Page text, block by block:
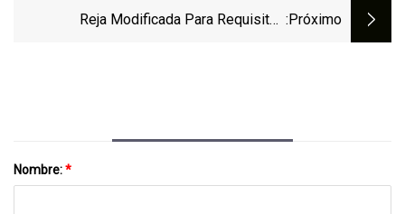
Reja Modificada Para Requisitos :próximo
Nombre:*